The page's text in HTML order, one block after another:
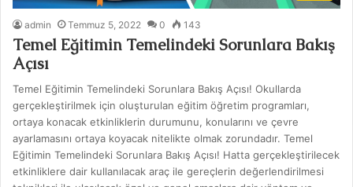
admin Temmuz 5, 2022 0 143
Temel Eğitimin Temelindeki Sorunlara Bakış
Açısı
Temel Eğitimin Temelindeki Sorunlara Bakış Açısı! Okullarda
gerçekleştirilmek için oluşturulan eğitim öğretim programları,
ortaya konacak etkinliklerin durumunu, konularını ve çevre
ayarlamasını ortaya koyacak nitelikte olmak zorundadır. Temel
Eğitimin Temelindeki Sorunlara Bakış Açısı! Hatta gerçekleştirilecek
etkinliklere dair kullanılacak araç ile gereçlerin değerlendirilmesi